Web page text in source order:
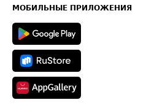
Техническая информация
МОБИЛЬНЫЕ ПРИЛОЖЕНИЯ